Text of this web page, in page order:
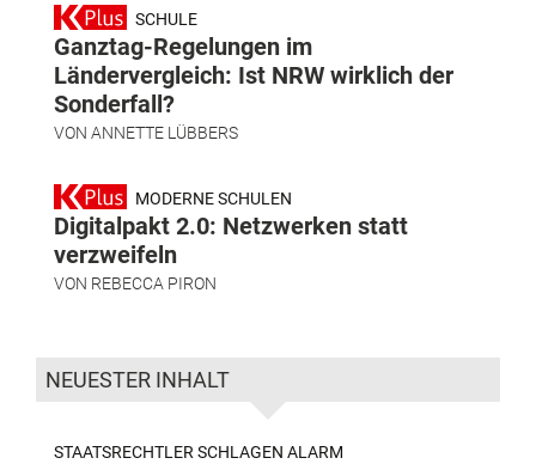
SCHULE
Ganztag-Regelungen im
Ländervergleich: Ist NRW wirklich der
Sonderfall?
VON ANNETTE LÜBBERS
MODERNE SCHULEN
Digitalpakt 2.0: Netzwerken statt
verzweifeln
VON REBECCA PIRON
NEUESTER INHALT
STAATSRECHTLER SCHLAGEN ALARM